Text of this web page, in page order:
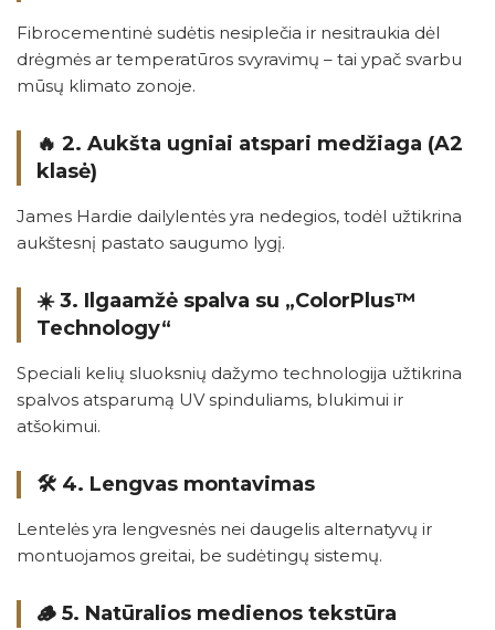
Fibrocementinė sudėtis nesiplečia ir nesitraukia dėl
drėgmės ar temperatūros svyravimų – tai ypač svarbu
mūsų klimato zonoje.
🔥 2. Aukšta ugniai atspari medžiaga (A2
klasė)
James Hardie dailylentės yra nedegios, todėl užtikrina
aukštesnį pastato saugumo lygį.
☀️ 3. Ilgaamžė spalva su „ColorPlus™
Technology“
Speciali kelių sluoksnių dažymo technologija užtikrina
spalvos atsparumą UV spinduliams, blukimui ir
atšokimui.
🛠️ 4. Lengvas montavimas
Lentelės yra lengvesnės nei daugelis alternatyvų ir
montuojamos greitai, be sudėtingų sistemų.
🪵 5. Natūralios medienos tekstūra